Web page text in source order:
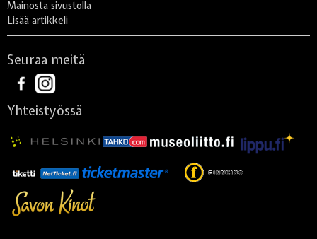
Mainosta sivustolla
Lisää artikkeli
Seuraa meitä
Yhteistyössä